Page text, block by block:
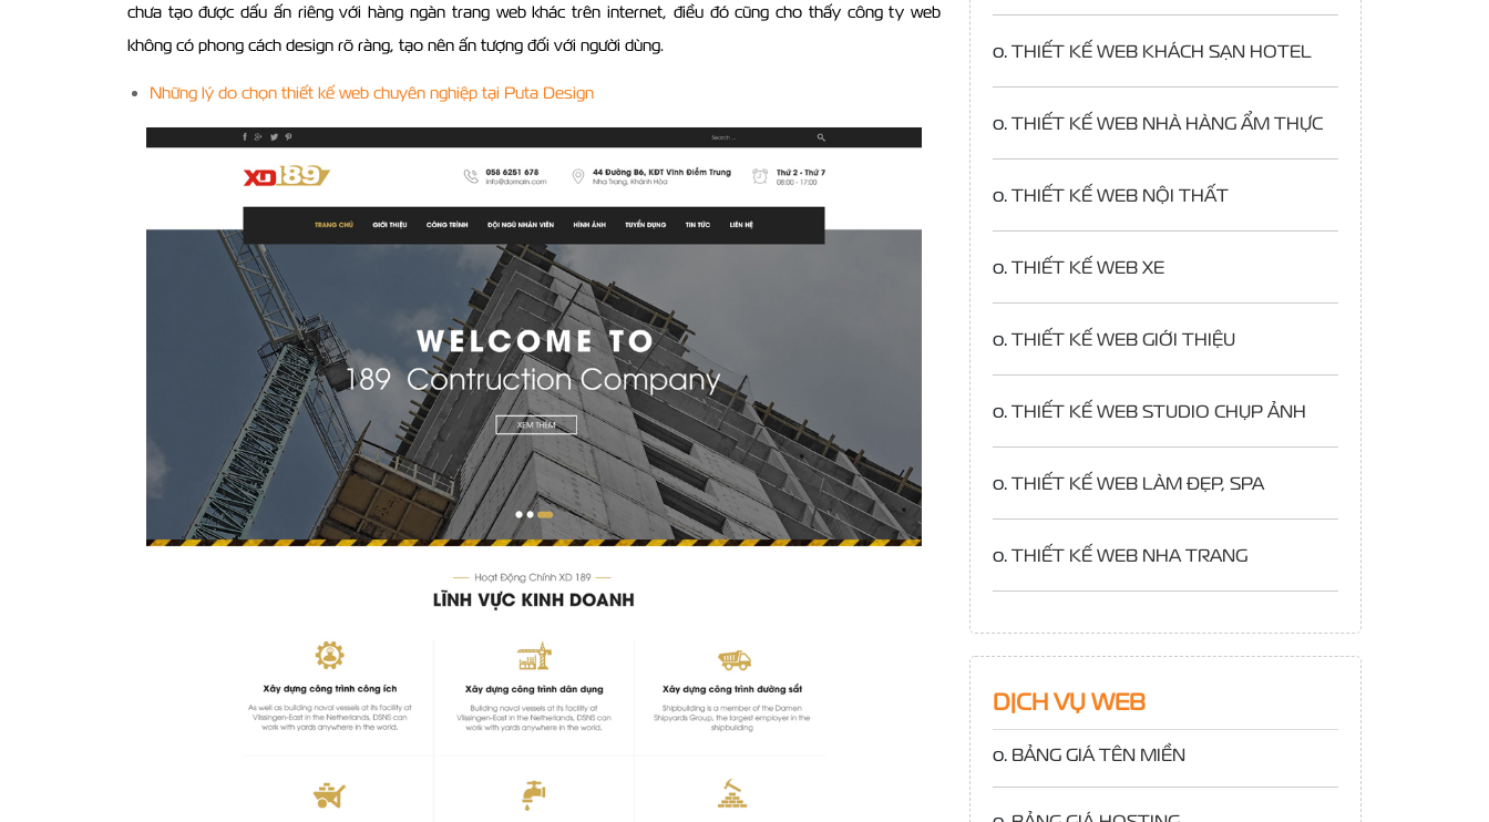
chưa tạo được dấu ấn riêng với hàng ngàn trang web khác trên internet, điều đó cũng cho thấy công ty web
không có phong cách design rõ ràng, tạo nên ấn tượng đối với người dùng.
Những lý do chọn thiết kế web chuyên nghiệp tại Puta Design
o. THIẾT KẾ WEB KHÁCH SẠN HOTEL
o. THIẾT KẾ WEB NHÀ HÀNG ẨM THỰC
o. THIẾT KẾ WEB NỘI THẤT
o. THIẾT KẾ WEB XE
o. THIẾT KẾ WEB GIỚI THIỆU
o. THIẾT KẾ WEB STUDIO CHỤP ẢNH
o. THIẾT KẾ WEB LÀM ĐẸP, SPA
o. THIẾT KẾ WEB NHA TRANG
DỊCH VỤ WEB
o. BẢNG GIÁ TÊN MIỀN